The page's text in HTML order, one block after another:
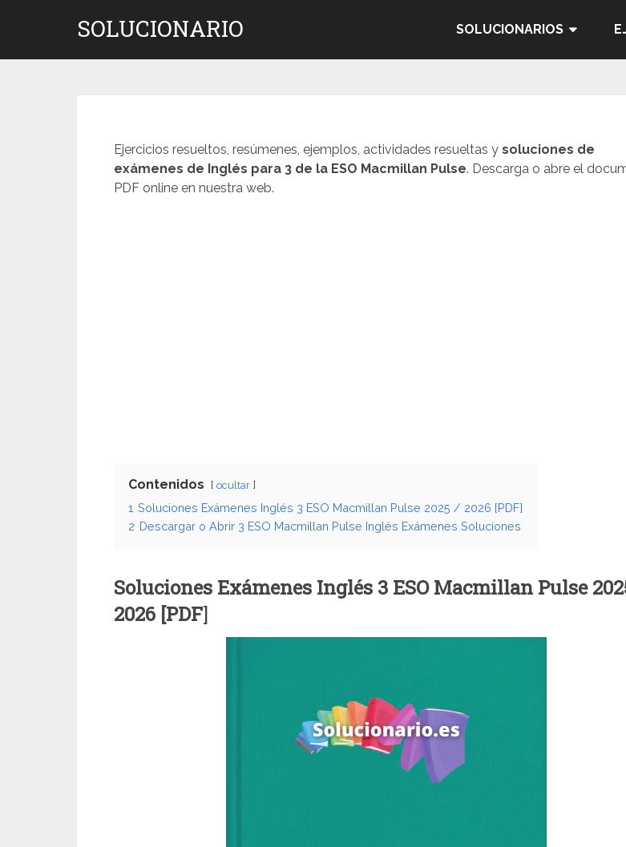
SOLUCIONARIO SOLUCIONARIOS
Ejercicios resueltos, resúmenes, ejemplos, actividades resueltas y soluciones de
exámenes de Inglés para 3 de la ESO Macmillan Pulse. Descarga o abre el
PDF online en nuestra web.
Contenidos ocultar
1 Soluciones Exámenes Inglés 3 ESO Macmillan Pulse 2025 / 2026 [PDF]
2 Descargar o Abrir 3 ESO Macmillan Pulse Inglés Exámenes Soluciones
Soluciones Exámenes Inglés 3 ESO Macmillan Pulse
2026 [PDF]